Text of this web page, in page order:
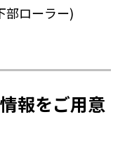
ローラー)
報をご用意